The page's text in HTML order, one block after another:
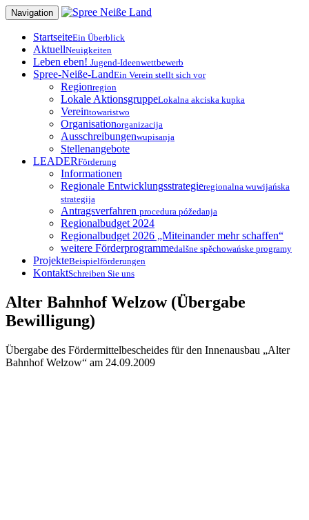
Zum
Inhalt
springen
Navigation
StartseiteEin Überblick
AktuellNeuigkeiten
Leben eben! Jugend-Ideenwettbewerb
Spree-Neiße-LandEin Verein stellt sich vor
Regionregion
Lokale AktionsgruppeLokalna akciska kupka
Vereintowaristwo
Organisationorganizacija
Ausschreibungenwupisanja
Stellenangebote
LEADERFörderung
Informationen
Regionale Entwicklungsstrategieregionalna wuwijańska
strategija
Antragsverfahren procedura póžedanja
Regionalbudget 2024
Regionalbudget 2026 „Miteinander mehr schaffen“
weitere Förderprogrammedalšne spěchowańske programy
ProjekteBeispielförderungen
KontaktSchreiben Sie uns
Alter Bahnhof Welzow (Übergabe
Bewilligung)
Übergabe des Fördermittelbescheides für den Innenausbau „Alter
Bahnhof Welzow“ am 24.09.2009